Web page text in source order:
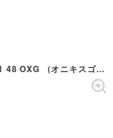
ORB-551 48 OXG （オニキスゴールド）